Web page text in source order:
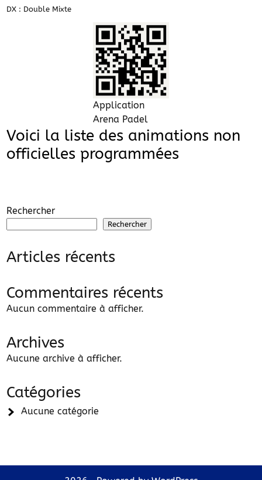
DX : Double Mixte
Application
Arena Padel
Voici la liste des animations non
officielles programmées
Rechercher
Rechercher
Articles récents
Commentaires récents
Aucun commentaire à afficher.
Archives
Aucune archive à afficher.
Catégories
Aucune catégorie